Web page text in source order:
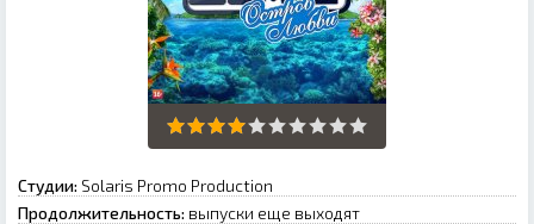
Студии: Solaris Promo Production
Продолжительность: выпуски еще выходят